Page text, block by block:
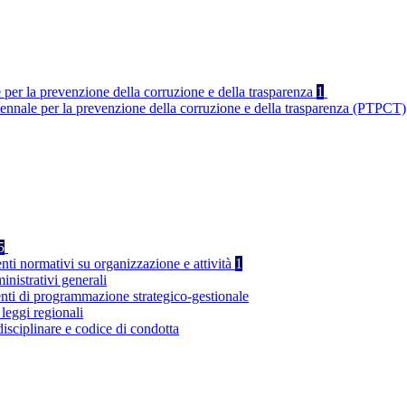
la prevenzione della corruzione e della trasparenza 1
per la prevenzione della corruzione e della trasparenza (PTPCT)
normativi su organizzazione e attività 1
generali
di programmazione strategico-gestionale
leggi regionali
e codice di condotta